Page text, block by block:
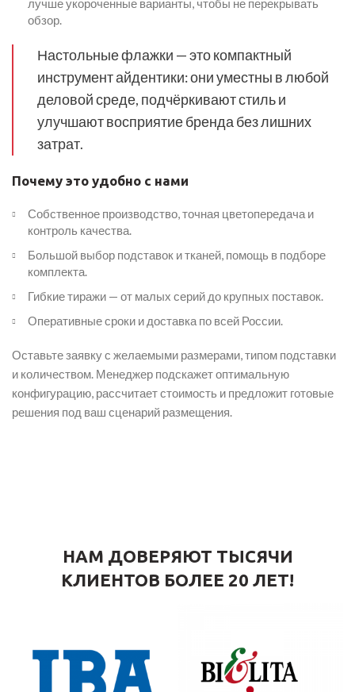
лучше укороченные варианты, чтобы не перекрывать
обзор.
Настольные флажки — это компактный
инструмент айдентики: они уместны в любой
деловой среде, подчёркивают стиль и
улучшают восприятие бренда без лишних
затрат.
Почему это удобно с нами
Собственное производство, точная цветопередача и
контроль качества.
Большой выбор подставок и тканей, помощь в подборе
комплекта.
Гибкие тиражи — от малых серий до крупных поставок.
Оперативные сроки и доставка по всей России.
Оставьте заявку с желаемыми размерами, типом подставки
и количеством. Менеджер подскажет оптимальную
конфигурацию, рассчитает стоимость и предложит готовые
решения под ваш сценарий размещения.
НАМ ДОВЕРЯЮТ ТЫСЯЧИ
КЛИЕНТОВ БОЛЕЕ 20 ЛЕТ!